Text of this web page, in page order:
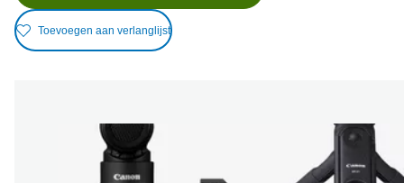
Toevoegen aan verlanglijst